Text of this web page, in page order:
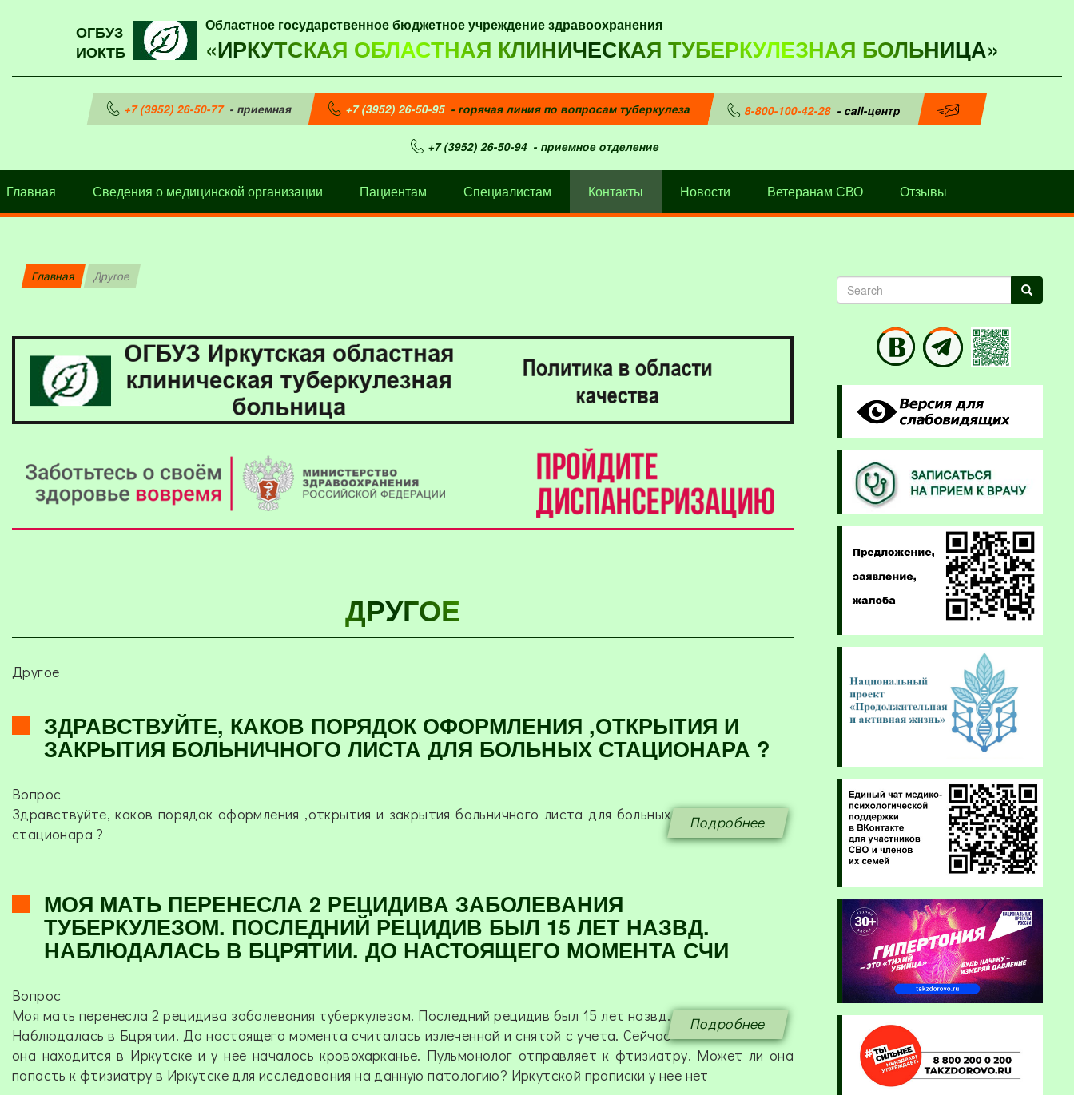
ОГБУЗ
ИОКТБ
Областное государственное бюджетное учреждение здравоохранения
«ИРКУТСКАЯ ОБЛАСТНАЯ КЛИНИЧЕСКАЯ ТУБЕРКУЛЕЗНАЯ БОЛЬНИЦА»
+7 (3952) 26-50-77- приемная +7 (3952) 26-50-95- горячая линия по вопросам туберкулеза 8-800-100-42-28- call-центр
+7 (3952) 26-50-94- приемное отделение
Главная Сведения о медицинской организации Пациентам Специалистам Контакты Новости Ветеранам СВО Отзывы
Главная Другое
ДРУГОЕ
Другое
ЗДРАВСТВУЙТЕ, КАКОВ ПОРЯДОК ОФОРМЛЕНИЯ ,ОТКРЫТИЯ И
ЗАКРЫТИЯ БОЛЬНИЧНОГО ЛИСТА ДЛЯ БОЛЬНЫХ СТАЦИОНАРА ?
Подробнее
Вопрос
Здравствуйте, каков порядок оформления ,открытия и закрытия больничного листа для больных
стационара ?
МОЯ МАТЬ ПЕРЕНЕСЛА 2 РЕЦИДИВА ЗАБОЛЕВАНИЯ
ТУБЕРКУЛЕЗОМ. ПОСЛЕДНИЙ РЕЦИДИВ БЫЛ 15 ЛЕТ НАЗВД.
НАБЛЮДАЛАСЬ В БЦРЯТИИ. ДО НАСТОЯЩЕГО МОМЕНТА СЧИ
Подробнее
Вопрос
Моя мать перенесла 2 рецидива заболевания туберкулезом. Последний рецидив был 15 лет назвд.
Наблюдалась в Бцрятии. До настоящего момента считалась излеченной и снятой с учета. Сейчас
она находится в Иркутске и у нее началось кровохарканье. Пульмонолог отправляет к фтизиатру. Может ли она
попасть к фтизиатру в Иркутске для исследования на данную патологию? Иркутской прописки у нее нет
Search Search